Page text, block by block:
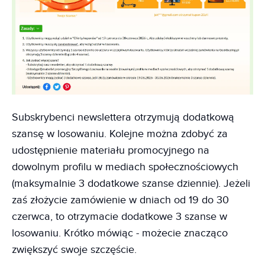
Subskrybenci newslettera otrzymują dodatkową
szansę w losowaniu. Kolejne można zdobyć za
udostępnienie materiału promocyjnego na
dowolnym profilu w mediach społecznościowych
(maksymalnie 3 dodatkowe szanse dziennie). Jeżeli
zaś złożycie zamówienie w dniach od 19 do 30
czerwca, to otrzymacie dodatkowe 3 szanse w
losowaniu. Krótko mówiąc - możecie znacząco
zwiększyć swoje szczęście.